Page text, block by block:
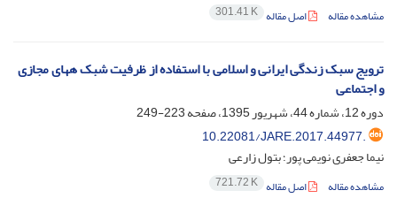
مشاهده مقاله اصل مقاله 301.41 K
ترویج سبک زندگی ایرانی و اسلامی با استفاده از ظرفیت شبک ههای مجازی
و اجتماعی
دوره 12، شماره 44، شهریور 1395، صفحه
223-249
10.22081/JARE.2017.44977.
نیما جعفری نویمی پور؛ بتول زارعی
مشاهده مقاله اصل مقاله 721.72 K